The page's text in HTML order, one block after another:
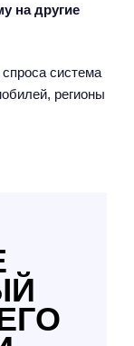
на другие
система
регионы